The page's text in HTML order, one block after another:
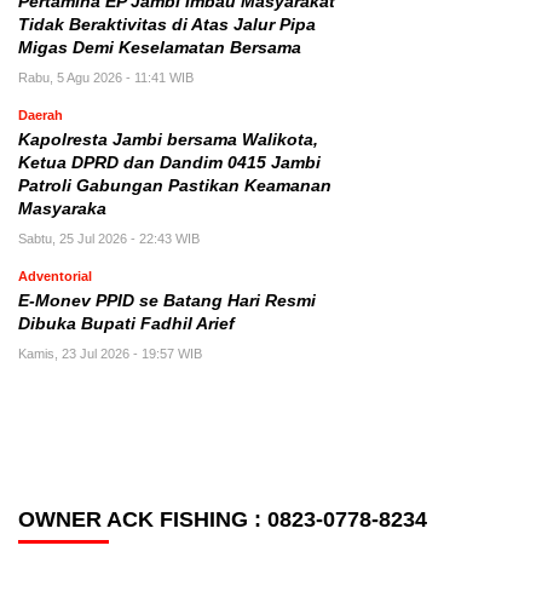
Tidak Beraktivitas di Atas Jalur Pipa
Migas Demi Keselamatan Bersama
Rabu, 5 Agu 2026 - 11:41 WIB
Daerah
Kapolresta Jambi bersama Walikota,
Ketua DPRD dan Dandim 0415 Jambi
Patroli Gabungan Pastikan Keamanan
Masyaraka
Sabtu, 25 Jul 2026 - 22:43 WIB
Adventorial
E-Monev PPID se Batang Hari Resmi
Dibuka Bupati Fadhil Arief
Kamis, 23 Jul 2026 - 19:57 WIB
OWNER ACK FISHING : 0823-0778-8234